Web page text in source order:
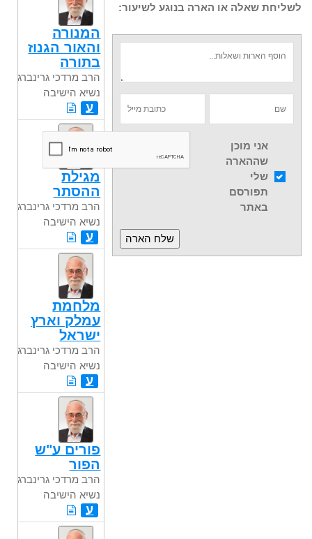
לשליחת שאלה או הארה בנוגע לשיעור:
אני מוכן
שההארה
שלי
תפורסם
באתר
המנורה
והאור הגנוז
בתורה
הרב מרדכי גרינברג
נשיא הישיבה
ע
מגילת
ההסתר
הרב מרדכי גרינברג
נשיא הישיבה
ע
מלחמת
עמלק וארץ
ישראל
הרב מרדכי גרינברג
נשיא הישיבה
ע
פורים ע"ש
הפור
הרב מרדכי גרינברג
נשיא הישיבה
ע